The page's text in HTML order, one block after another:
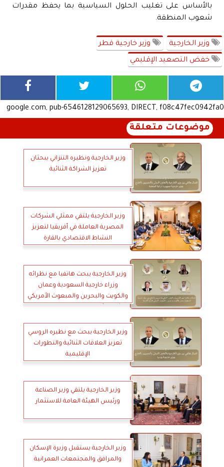
بالأساس على تغليب الحلول السياسية بما يحفظ مقدرات
شعوب المنطقة.
وزير الخارجية وزير خارجية قطر
خفض التصعيد الإقليمي
google.com, pub-6546128129065693, DIRECT, f08c47fec0942fa0
موضوعات متعلقة
وزير الخارجية ونظيره التنزاني يبحثان
تعزيز الشراكة الثنائية
وزير الخارجية يلتقي ممثلي الشركات
المصرية العاملة في أفريقيا لتعزيز
النشاط الاقتصادي بالقارة
وزير الخارجية يبحث هاتفيا مع نظرائه
وزراء خارجية السعودية وعمان
والكويت والبحرين والمبعوث الأمريكي
وزير الخارجية يبحث مع نظيره الروسي
تعزيز العلاقات الثنائية والتطورات
الإقليمية
وزير الخارجية يلتقي وزير الصناعة
ورئيس الهيئة العامة للاستثمار
وزير الخارجية يستقبل وزيرة الإسكان
والمرافق والمجتمعات العمرانية